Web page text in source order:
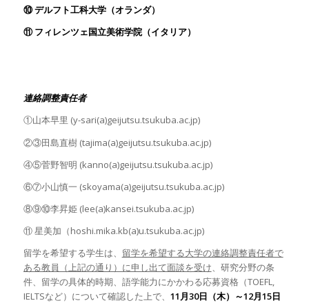
⑩ デルフト工科大学（オランダ）
⑪ フィレンツェ国立美術学院（イタリア）
連絡調整責任者
①山本早里 (y-sari(a)geijutsu.tsukuba.ac.jp)
②③田島直樹 (tajima(a)geijutsu.tsukuba.ac.jp)
④⑤菅野智明 (kanno(a)geijutsu.tsukuba.ac.jp)
⑥⑦小山慎一 (skoyama(a)geijutsu.tsukuba.ac.jp)
⑧⑨⑩李昇姫 (lee(a)kansei.tsukuba.ac.jp)
⑪ 星美加（hoshi.mika.kb(a)u.tsukuba.ac.jp)
留学を希望する学生は、 留学を希望する大学の連絡調整責任者で
ある教員（上記の通り）に申し出て面談を受け、研究分野の条
件、留学の具体的時期、語学能力にかかわる応募資格（TOEFL,
IELTSなど）について確認した上で、 11月30日（木）～12月15日